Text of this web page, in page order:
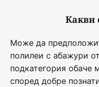
Какви
Може да
полилеи с абажури
подкатегория обаче
според добре